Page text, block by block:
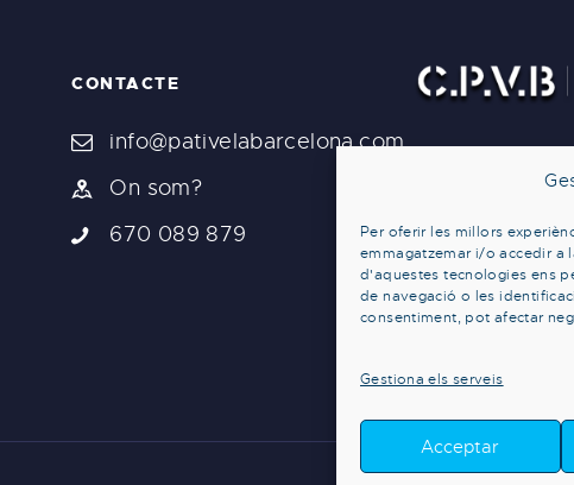
Per oferir les millors
emmagatzemar i/o accedir a
d'aquestes tecnologies ens
de navegació o les
consentiment, pot afectar
Gestiona els serveis
Acceptar
CONTACTE
info@pativelabarcelona.com
On som?
670 089 879